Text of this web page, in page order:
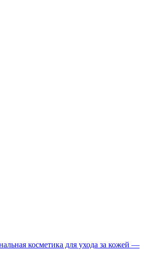
косметика для ухода за кожей —